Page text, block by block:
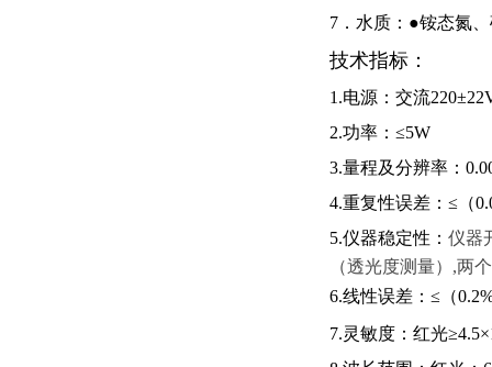
7．水质：●铵态氮
技术指标：
1.电源：交流220±
2.功率：≤5W
3.量程及分辨率：
4.重复性误差：≤（
5.仪器稳定性： 仪器
（透光度测量）,两
6.线性误差：≤（
7.灵敏度：红光≥4.5×